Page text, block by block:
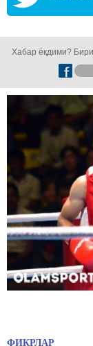
Хабар ёқдими?
ФИКРЛАР